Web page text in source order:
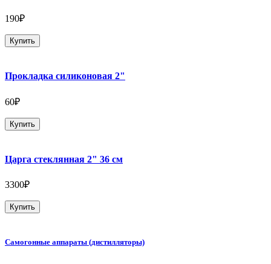
190₽
Купить
Прокладка силиконовая 2"
60₽
Купить
Царга стеклянная 2" 36 см
3300₽
Купить
Самогонные аппараты (дистилляторы)